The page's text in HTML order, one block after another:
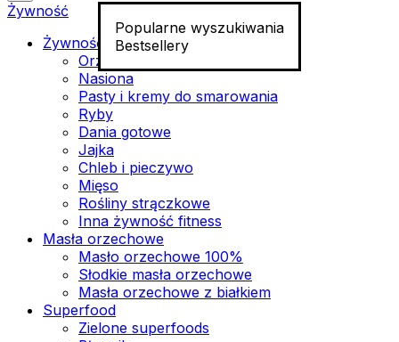
Popularne wyszukiwania
Bestsellery
Żywność
Żywność funkcjonalna
Orzechy
Nasiona
Pasty i kremy do smarowania
Ryby
Dania gotowe
Jajka
Chleb i pieczywo
Mięso
Rośliny strączkowe
Inna żywność fitness
Masła orzechowe
Masło orzechowe 100%
Słodkie masła orzechowe
Masła orzechowe z białkiem
Superfood
Zielone superfoods